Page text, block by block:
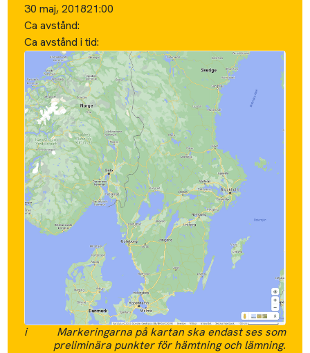
30 maj, 201821:00
Ca avstånd:
Ca avstånd i tid:
i
Markeringarna på kartan ska endast ses som
preliminära punkter för hämtning och lämning.